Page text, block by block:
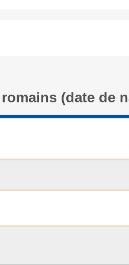
(date de